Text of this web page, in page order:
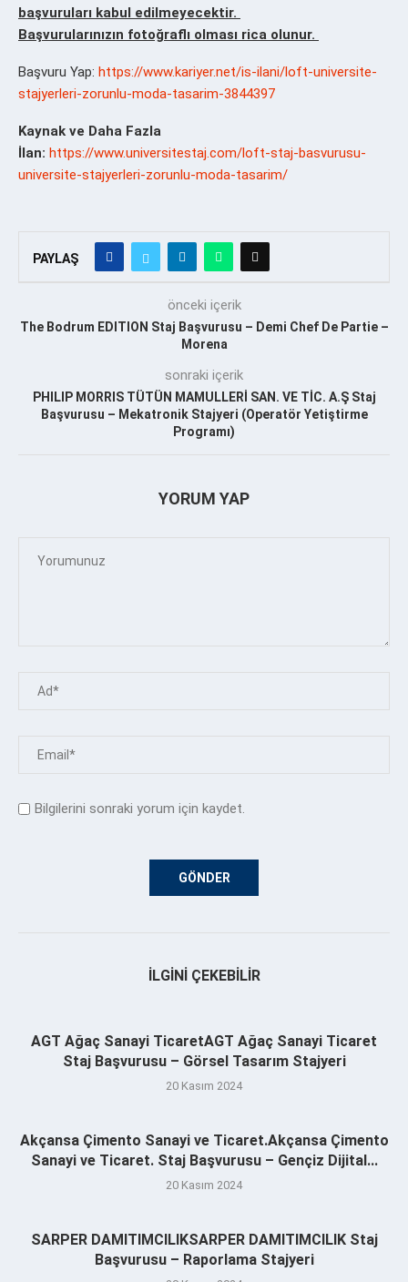
başvuruları kabul edilmeyecektir.
Başvurularınızın fotoğraflı olması rica olunur.
Başvuru Yap: https://www.kariyer.net/is-ilani/loft-universite-
stajyerleri-zorunlu-moda-tasarim-3844397
Kaynak ve Daha Fazla
İlan: https://www.universitestaj.com/loft-staj-basvurusu-
universite-stajyerleri-zorunlu-moda-tasarim/
PAYLAŞ
önceki içerik
The Bodrum EDITION Staj Başvurusu – Demi Chef De Partie –
Morena
sonraki içerik
PHILIP MORRIS TÜTÜN MAMULLERİ SAN. VE TİC. A.Ş Staj
Başvurusu – Mekatronik Stajyeri (Operatör Yetiştirme
Programı)
YORUM YAP
Bilgilerini sonraki yorum için kaydet.
İLGINI ÇEKEBILIR
AGT Ağaç Sanayi TicaretAGT Ağaç Sanayi Ticaret
Staj Başvurusu – Görsel Tasarım Stajyeri
20 Kasım 2024
Akçansa Çimento Sanayi ve Ticaret.Akçansa Çimento
Sanayi ve Ticaret. Staj Başvurusu – Gençiz Dijital...
20 Kasım 2024
SARPER DAMITIMCILIKSARPER DAMITIMCILIK Staj
Başvurusu – Raporlama Stajyeri